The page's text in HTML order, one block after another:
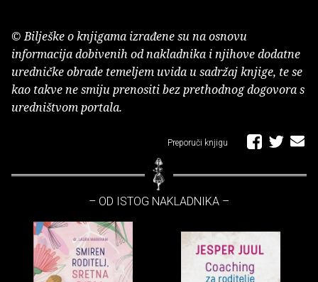
© Bilješke o knjigama izrađene su na osnovu
informacija dobivenih od nakladnika i njihove dodatne
uredničke obrade temeljem uvida u sadržaj knjige, te se
kao takve ne smiju prenositi bez prethodnog dogovora s
uredništvom portala.
Preporuči knjigu
– OD ISTOG NAKLADNIKA –